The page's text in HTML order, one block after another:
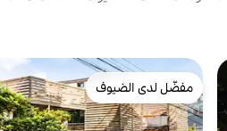
مفضّل لدى الضيوف
مفضّل لدى الضيوف